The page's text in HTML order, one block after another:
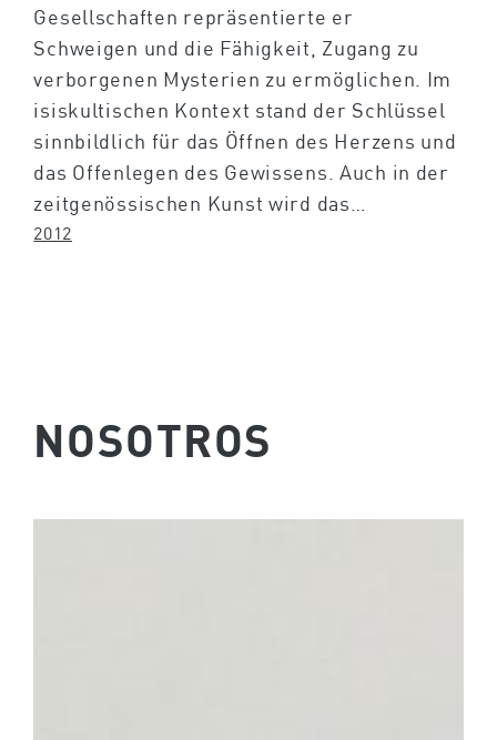
Gesellschaften repräsentierte er
Schweigen und die Fähigkeit, Zugang zu
verborgenen Mysterien zu ermöglichen. Im
isiskultischen Kontext stand der Schlüssel
sinnbildlich für das Öffnen des Herzens und
das Offenlegen des Gewissens. Auch in der
zeitgenössischen Kunst wird das…
2012
NOSOTROS